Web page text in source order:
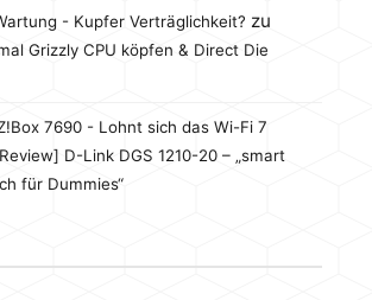
- Kupfer Verträglichkeit? zu
Grizzly CPU köpfen & Direct Die
7690 - Lohnt sich das Wi-Fi 7
D-Link DGS 1210-20 – „smart
für Dummies“